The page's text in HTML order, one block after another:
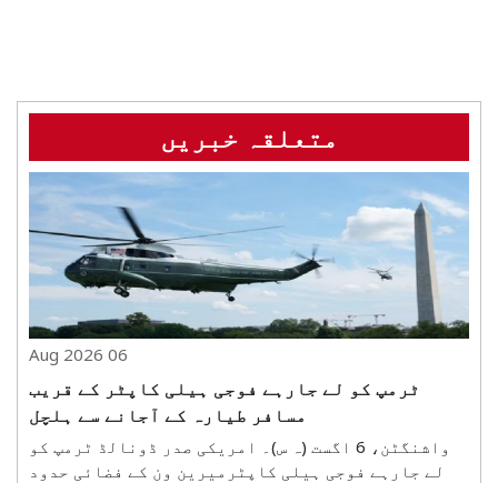
متعلقہ خبریں
06 Aug 2026
ٹرمپ کو لے جارہے فوجی ہیلی کاپٹر کے قریب
مسافر طیارہ کے آجانے سے ہلچل
واشنگٹن، 6 اگست (ہ س)۔ امریکی صدر ڈونالڈ ٹرمپ کو
لے جارہے فوجی ہیلی کاپٹرمیرین ون کے فضائی حدود